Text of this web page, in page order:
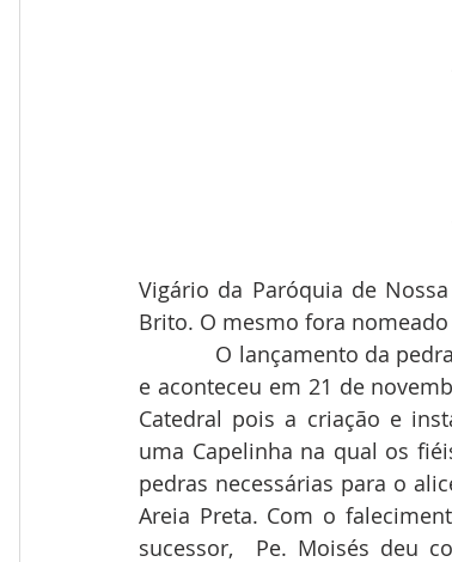
Vigário da Paróquia de
Brito. O mesmo fora
O lançamento da pedra
e aconteceu em 21 de
Catedral pois a criação e
uma Capelinha na qual os
pedras necessárias para o
Areia Preta. Com o
sucessor,  Pe. Moisés deu